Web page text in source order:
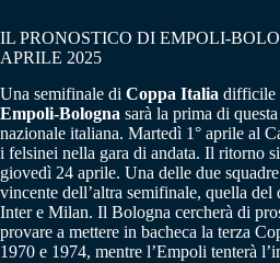
IL PRONOSTICO DI EMPOLI-
APRILE 2025
Una semifinale di Coppa Italia difficile
Empoli-Bologna sarà la prima di
nazionale italiana. Martedì 1° aprile al
i felsinei nella gara di andata. Il ritorno
giovedì 24 aprile. Una delle due
vincente dell’altra semifinale, quella
Inter e Milan. Il Bologna cercherà di
provare a mettere in bacheca la terza
1970 e 1974, mentre l’Empoli tenterà